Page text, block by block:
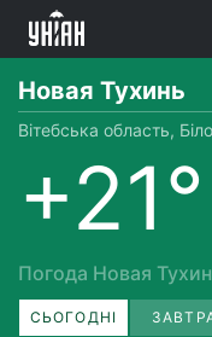
Новая Тухинь
Вітебська область,
+21°
Погода Новая
СЬОГОДНІ